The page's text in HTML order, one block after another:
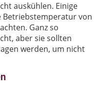
auskühlen. Einige
Betriebstemperatur von
Ganz so
aber sie sollten
werden, um nicht